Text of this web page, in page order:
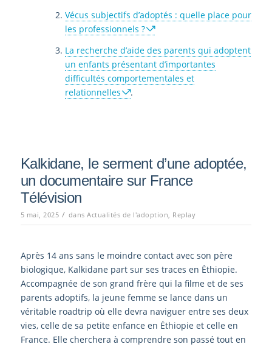
Vécus subjectifs d’adoptés : quelle place pour
les professionnels ?
La recherche d’aide des parents qui adoptent
un enfants présentant d’importantes
difficultés comportementales et
relationnelles
.
Kalkidane, le serment d’une adoptée,
un documentaire sur France
Télévision
5 mai, 2025 / dansActualités de l'adoption Replay
Après 14 ans sans le moindre contact avec son père
biologique, Kalkidane part sur ses traces en Éthiopie.
Accompagnée de son grand frère qui la filme et de ses
parents adoptifs, la jeune femme se lance dans un
véritable roadtrip où elle devra naviguer entre ses deux
vies, celle de sa petite enfance en Éthiopie et celle en
France. Elle cherchera à comprendre son passé tout en